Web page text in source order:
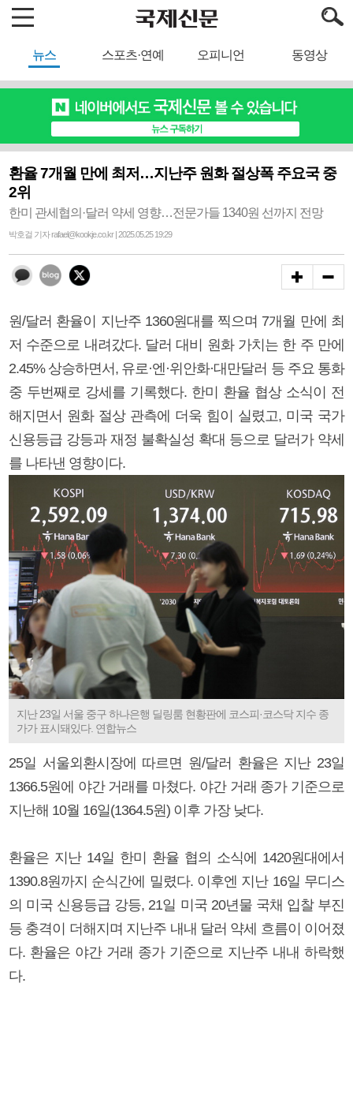
뉴스 스포츠·연예 오피니언 동영상
환율 7개월 만에 최저…지난주 원화 절상폭 주요국 중
2위
한미 관세협의·달러 약세 영향…전문가들 1340원 선까지 전망
박호걸 기자 rafael@kookje.co.kr | 2025.05.25 19:29
원/달러 환율이 지난주 1360원대를 찍으며 7개월 만에 최
저 수준으로 내려갔다. 달러 대비 원화 가치는 한 주 만에
2.45% 상승하면서, 유로·엔·위안화·대만달러 등 주요 통화
중 두번째로 강세를 기록했다. 한미 환율 협상 소식이 전
해지면서 원화 절상 관측에 더욱 힘이 실렸고, 미국 국가
신용등급 강등과 재정 불확실성 확대 등으로 달러가 약세
를 나타낸 영향이다.
지난 23일 서울 중구 하나은행 딜링룸 현황판에 코스피·코스닥 지수 종
가가 표시돼있다. 연합뉴스
25일 서울외환시장에 따르면 원/달러 환율은 지난 23일
1366.5원에 야간 거래를 마쳤다. 야간 거래 종가 기준으로
지난해 10월 16일(1364.5원) 이후 가장 낮다.
환율은 지난 14일 한미 환율 협의 소식에 1420원대에서
1390.8원까지 순식간에 밀렸다. 이후엔 지난 16일 무디스
의 미국 신용등급 강등, 21일 미국 20년물 국채 입찰 부진
등 충격이 더해지며 지난주 내내 달러 약세 흐름이 이어졌
다. 환율은 야간 거래 종가 기준으로 지난주 내내 하락했
다.